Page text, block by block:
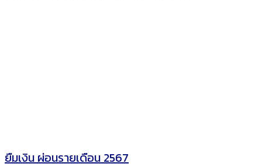
ยืมเงิน ผ่อนรายเดือน 2567